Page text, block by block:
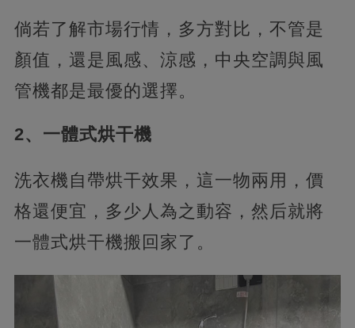
倘若了解市場行情，多方對比，不管是
顏值，還是風感、涼感，中央空調與風
管機都是最優的選擇。
2、一體式烘干機
洗衣機自帶烘干效果，這一物兩用，價
格還便宜，多少人為之動容，然后就將
一體式烘干機搬回家了。